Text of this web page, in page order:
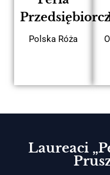
Polska Róża
Laureaci